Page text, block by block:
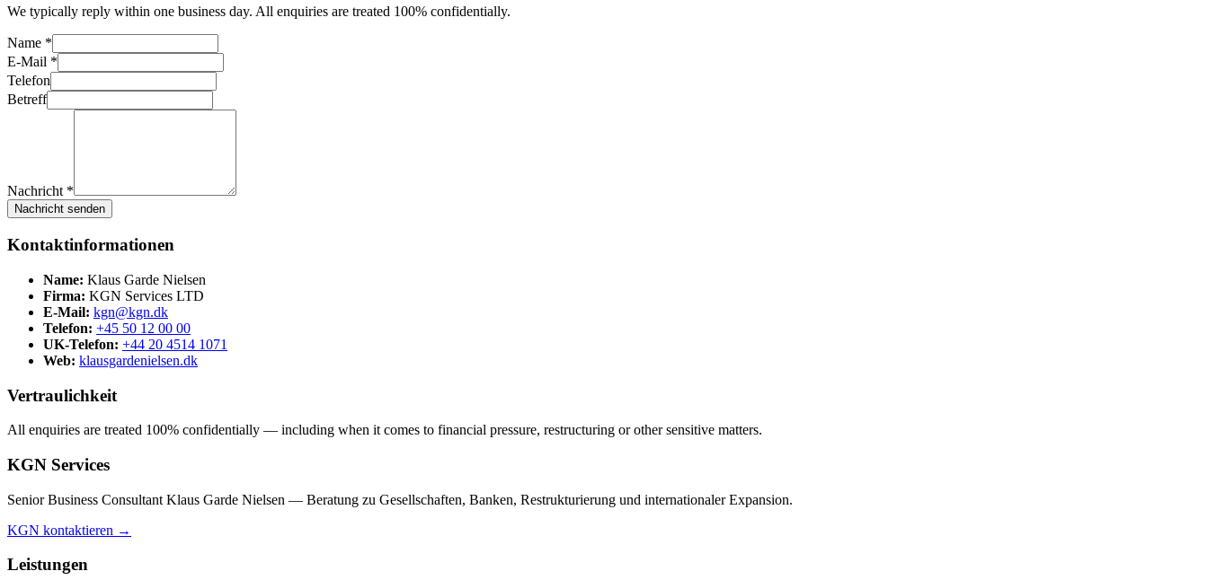
We typically reply within one business day. All enquiries are treated 100% confidentially.
Name *
E-Mail *
Telefon
Betreff
Nachricht *
Nachricht senden
Kontaktinformationen
Name: Klaus Garde Nielsen
Firma: KGN Services LTD
E-Mail: kgn@kgn.dk
Telefon: +45 50 12 00 00
UK-Telefon: +44 20 4514 1071
Web: klausgardenielsen.dk
Vertraulichkeit
All enquiries are treated 100% confidentially — including when it comes to financial pressure, restructuring or other sensitive matters.
KGN Services
Senior Business Consultant Klaus Garde Nielsen — Beratung zu Gesellschaften, Banken, Restrukturierung und internationaler Expansion.
KGN kontaktieren →
Leistungen